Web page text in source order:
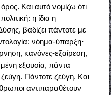
Και αυτό νομίζω ότι
η ίδια η
βαδίζει πάντοτε με
νόημα-ύπαρξη·
κανόνες-εξαίρεση,
εξουσία, πάντα
Πάντοτε ζεύγη. Και
αντιπαραθέτουν